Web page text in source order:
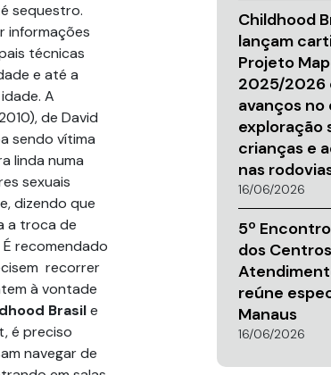
sequestro.
informações
técnicas
e até a
A
de David
sendo vítima
linda numa
sexuais
dizendo que
a troca de
É recomendado
recorrer
à vontade
Brasile
é preciso
navegar de
Childhood
lançam
Projeto
2025/2026
avanços
exploração
crianças e
nas
16/06/2026
5º
dos
reúne
Manaus
16/06/2026